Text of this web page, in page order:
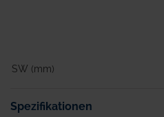
SW (mm)
Spezifikationen